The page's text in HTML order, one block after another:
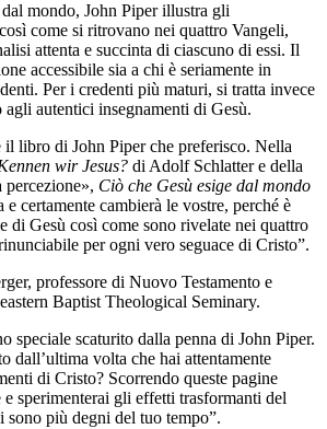
mondo, John Piper illustra gli
come si ritrovano nei quattro Vangeli,
attenta e succinta di ciascuno di essi. Il
accessibile sia a chi è seriamente in
Per i credenti più maturi, si tratta invece
autentici insegnamenti di Gesù.
il libro di John Piper che preferisco. Nella
wir Jesus? di Adolf Schlatter e della
percezione», Ciò che Gesù esige dal mondo
certamente cambierà le vostre, perché è
di Gesù così come sono rivelate nei quattro
per ogni vero seguace di Cristo”.
professore di Nuovo Testamento e
Baptist Theological Seminary.
speciale scaturito dalla penna di John Piper.
dall’ultima volta che hai attentamente
di Cristo? Scorrendo queste pagine
sperimenterai gli effetti trasformanti del
sono più degni del tuo tempo”.